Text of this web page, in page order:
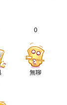
0
無聊